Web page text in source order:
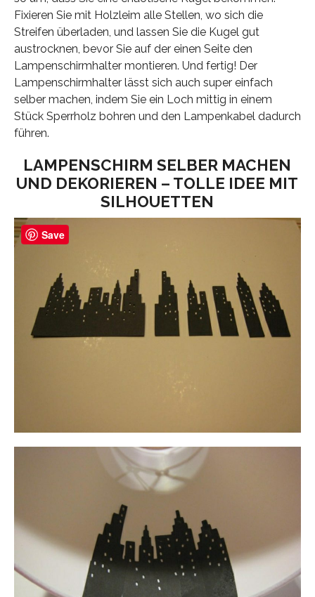
Fixieren Sie mit Holzleim alle Stellen, wo sich die
Streifen überladen, und lassen Sie die Kugel gut
austrocknen, bevor Sie auf der einen Seite den
Lampenschirmhalter montieren. Und fertig! Der
Lampenschirmhalter lässt sich auch super einfach
selber machen, indem Sie ein Loch mittig in einem
Stück Sperrholz bohren und den Lampenkabel dadurch
führen.
LAMPENSCHIRM SELBER MACHEN
UND DEKORIEREN – TOLLE IDEE MIT
SILHOUETTEN
Save